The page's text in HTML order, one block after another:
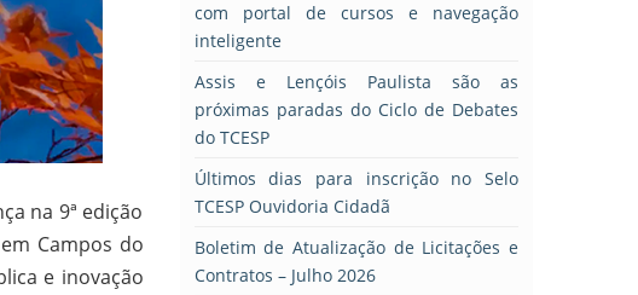
na 9ª edição
Campos do
e inovação
com portal de cursos e navegação
inteligente
Assis e Lençóis Paulista são as
próximas paradas do Ciclo de Debates
do TCESP
Últimos dias para inscrição no Selo
TCESP Ouvidoria Cidadã
Boletim de Atualização de Licitações e
Contratos – Julho 2026